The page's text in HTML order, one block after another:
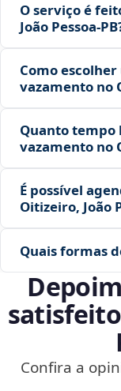
O serviço é
João
Como
vazamento no
Quanto
vazamento no
É possível
Oitizeiro, João
Quais formas
Confira a